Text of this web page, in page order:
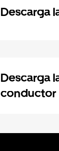
Descarga
Descarga
conductor